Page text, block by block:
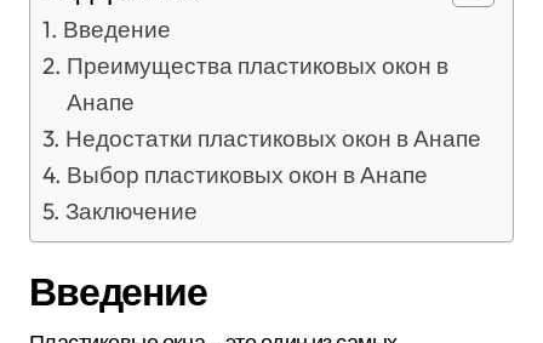
Введение
Преимущества пластиковых окон в
Анапе
Недостатки пластиковых окон в Анапе
Выбор пластиковых окон в Анапе
Заключение
Введение